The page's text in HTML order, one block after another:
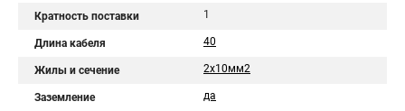
Кратность поставки 1
Длина кабеля 40
Жилы и сечение 2х10мм2
Заземление да